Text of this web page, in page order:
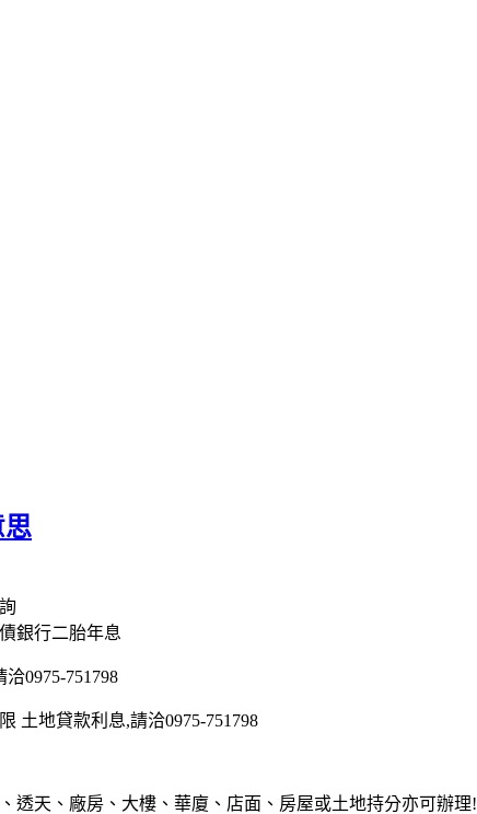
思
銀行二胎年息
0975-751798
土地貸款利息,請洽0975-751798
透天、廠房、大樓、華廈、店面、房屋或土地持分亦可辦理!